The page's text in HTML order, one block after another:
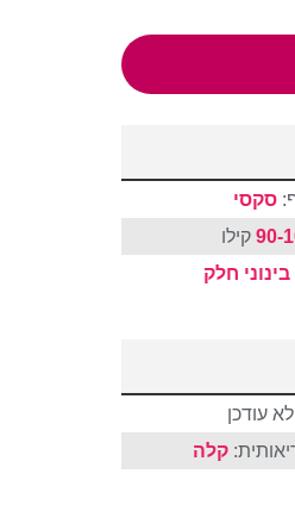
סקסי
90- קילו
בינוני חלק
עודכן
קלה